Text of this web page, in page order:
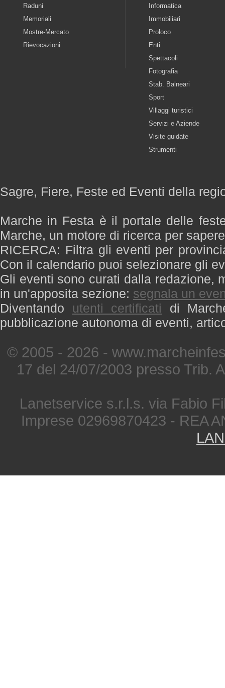
Raduni
Memoriali
Mostre-Mercato
Rievocazioni
Informatica
Immobiliari
Proloco
Enti
Spettacoli
Fotografia
Stab. Balneari
Sport
Villaggi turistici
Servizi e Aziende
Visite guidate
Strumenti
Sagre, Fiere, Feste ed Eventi della
Marche in Festa è il portale delle
Marche, un motore di ricerca per
RICERCA: Filtra gli eventi per
Con il calendario puoi selezionare gli
Gli eventi sono curati dalla redazione,
in un'apposita sezione: segnala un
Diventando utenti certificati di
pubblicazione autonoma di eventi,
© 2005 - 2026 -
17 del 24/07/2003 presso Trib.
Lanetservice s.r.l.s. via Fabio
Imprese 02969870423 - REA